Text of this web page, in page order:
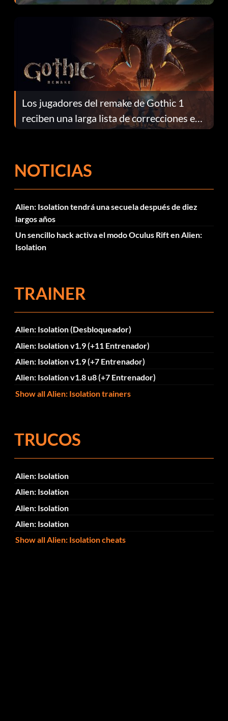
continuación te explicamos por qué.
Los jugadores del remake de Gothic 1
reciben una larga lista de correcciones en
el parche 1.0.4
NOTICIAS
Alien: Isolation tendrá una secuela después de diez
largos años
Un sencillo hack activa el modo Oculus Rift en Alien:
Isolation
TRAINER
Alien: Isolation (Desbloqueador)
Alien: Isolation v1.9 (+11 Entrenador)
Alien: Isolation v1.9 (+7 Entrenador)
Alien: Isolation v1.8 u8 (+7 Entrenador)
Show all Alien: Isolation trainers
TRUCOS
Alien: Isolation
Alien: Isolation
Alien: Isolation
Alien: Isolation
Show all Alien: Isolation cheats